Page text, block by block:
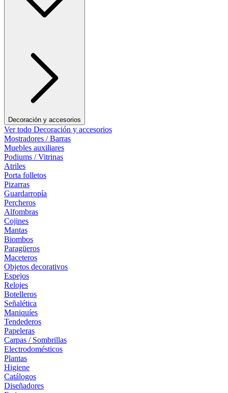
Decoración y accesorios
Ver todo Decoración y accesorios
Mostradores / Barras
Muebles auxiliares
Podiums / Vitrinas
Atriles
Porta folletos
Pizarras
Guardarropía
Percheros
Alfombras
Cojines
Mantas
Biombos
Paragüeros
Maceteros
Objetos decorativos
Espejos
Relojes
Botelleros
Señalética
Maniquíes
Tendederos
Papeleras
Carpas / Sombrillas
Electrodomésticos
Plantas
Higiene
Catálogos
Diseñadores